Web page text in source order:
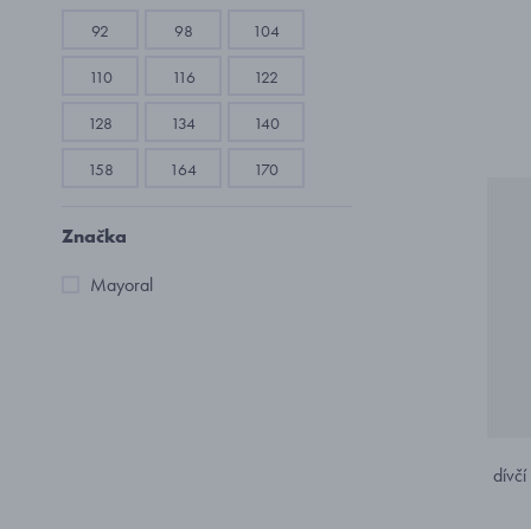
92 98 104
110 116 122
128 134 140
158 164 170
Značka
Mayoral
dívčí